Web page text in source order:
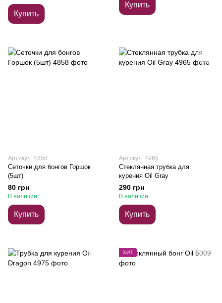
Купить
Купить
Артикул: 4858
Сеточки для бонгов Горшок
(5шт)
80 грн
В наличии
Купить
Артикул: 4965
Стеклянная трубка для
курения Oil Gray
290 грн
В наличии
Купить
ХИТ